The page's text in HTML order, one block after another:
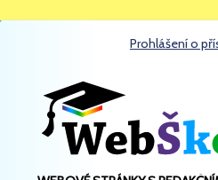
MŠ NIKOHO
(BEZ DÍTĚTE).
NA POHYB
Prohlášení o